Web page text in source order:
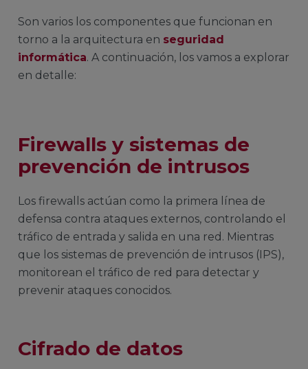
Son varios los componentes que funcionan en
torno a la arquitectura en seguridad
informática. A continuación, los vamos a explorar
en detalle:
Firewalls y sistemas de
prevención de intrusos
Los firewalls actúan como la primera línea de
defensa contra ataques externos, controlando el
tráfico de entrada y salida en una red. Mientras
que los sistemas de prevención de intrusos (IPS),
monitorean el tráfico de red para detectar y
prevenir ataques conocidos.
Cifrado de datos